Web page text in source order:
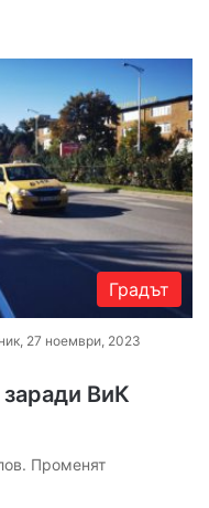
Градът
27 ноември, 2023
заради ВиК
Променят